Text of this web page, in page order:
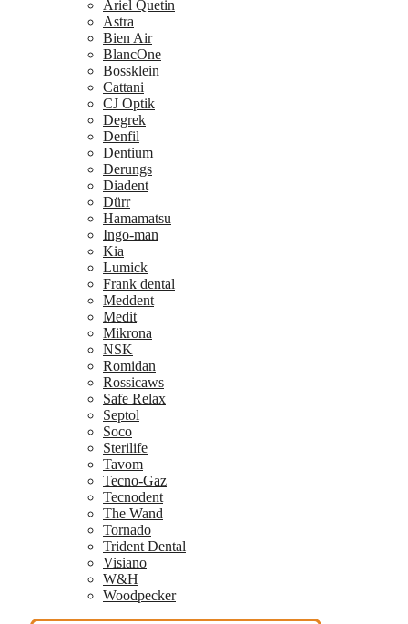
Ariel Quetin
Astra
Bien Air
BlancOne
Bossklein
Cattani
CJ Optik
Degrek
Denfil
Dentium
Derungs
Diadent
Dürr
Hamamatsu
Ingo-man
Kia
Lumick
Frank dental
Meddent
Medit
Mikrona
NSK
Romidan
Rossicaws
Safe Relax
Septol
Soco
Sterilife
Tavom
Tecno-Gaz
Tecnodent
The Wand
Tornado
Trident Dental
Visiano
W&H
Woodpecker